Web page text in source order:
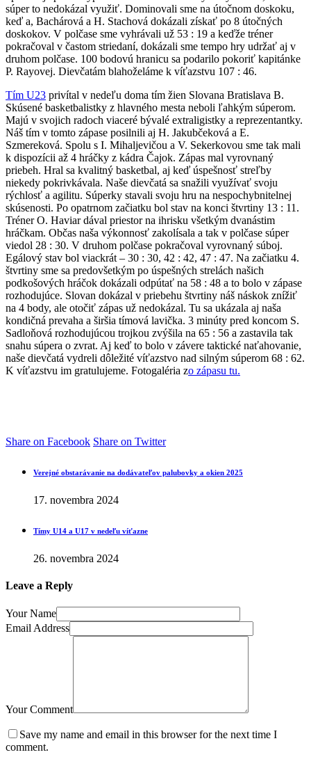
súper to nedokázal využiť. Dominovali sme na útočnom doskoku,
keď a, Bachárová a H. Stachová dokázali získať po 8 útočných
doskokov. V polčase sme vyhrávali už 53 : 19 a keďže tréner
pokračoval v častom striedaní, dokázali sme tempo hry udržať aj v
druhom polčase. 100 bodovú hranicu sa podarilo pokoriť kapitánke
P. Rayovej. Dievčatám blahoželáme k víťazstvu 107 : 46.
Tím U23 privítal v nedeľu doma tím žien Slovana Bratislava B.
Skúsené basketbalistky z hlavného mesta neboli ľahkým súperom.
Majú v svojich radoch viaceré bývalé extraligistky a reprezentantky.
Náš tím v tomto zápase posilnili aj H. Jakubčeková a E.
Szmereková. Spolu s I. Mihaljevičou a V. Sekerkovou sme tak mali
k dispozícii až 4 hráčky z kádra Čajok. Zápas mal vyrovnaný
priebeh. Hral sa kvalitný basketbal, aj keď úspešnosť streľby
niekedy pokrivkávala. Naše dievčatá sa snažili využívať svoju
rýchlosť a agilitu. Súperky stavali svoju hru na nespochybnitelnej
skúsenosti. Po opatrnom začiatku bol stav na konci štvrtiny 13 : 11.
Tréner O. Haviar dával priestor na ihrisku všetkým dvanástim
hráčkam. Občas naša výkonnosť zakolísala a tak v polčase súper
viedol 28 : 30. V druhom polčase pokračoval vyrovnaný súboj.
Egálový stav bol viackrát – 30 : 30, 42 : 42, 47 : 47. Na začiatku 4.
štvrtiny sme sa predovšetkým po úspešných strelách našich
podkošových hráčok dokázali odpútať na 58 : 48 a to bolo v zápase
rozhodujúce. Slovan dokázal v priebehu štvrtiny náš náskok znížiť
na 4 body, ale otočiť zápas už nedokázal. Tu sa ukázala aj naša
kondičná prevaha a širšia tímová lavička. 3 minúty pred koncom S.
Sadloňová rozhodujúcou trojkou zvýšila na 65 : 56 a zastavila tak
snahu súpera o zvrat. Aj keď to bolo v závere taktické naťahovanie,
naše dievčatá vydreli dôležité víťazstvo nad silným súperom 68 : 62.
K víťazstvu im gratulujeme. Fotogaléria zo zápasu tu.
Share on Facebook Share on Twitter
Verejné obstarávanie na dodávateľov palubovky a okien 2025
17. novembra 2024
Tímy U14 a U17 v nedeľu víťazne
26. novembra 2024
Leave a Reply
Your Name
Email Address
Your Comment
Save my name and email in this browser for the next time I
comment.